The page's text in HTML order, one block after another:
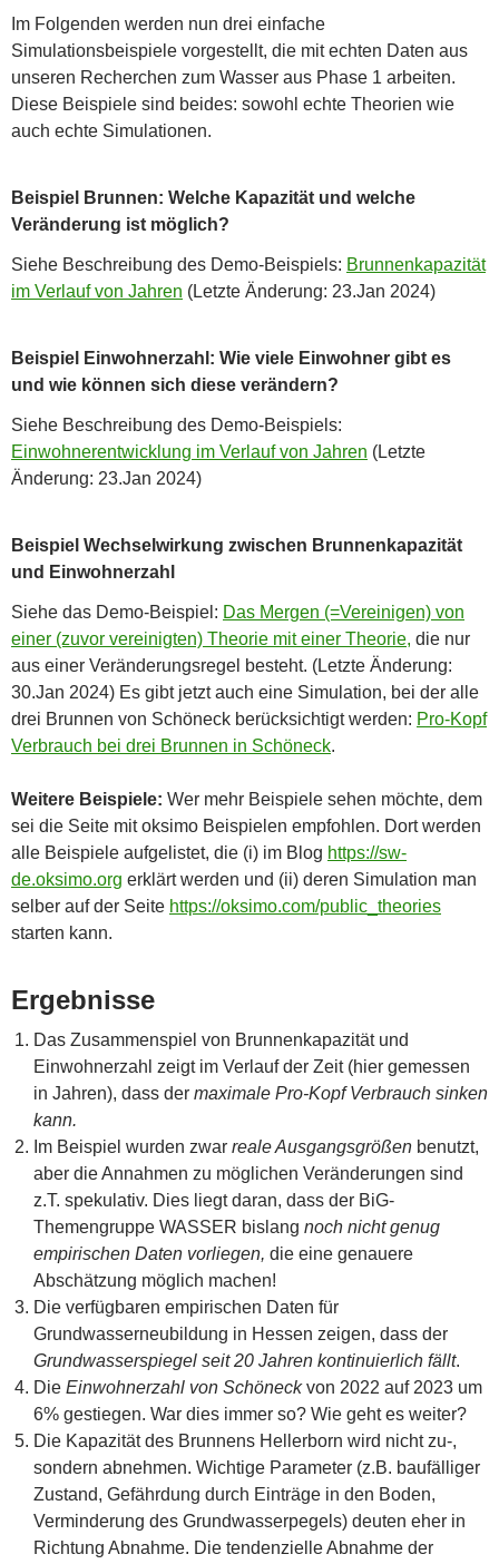
Im Folgenden werden nun drei einfache
Simulationsbeispiele vorgestellt, die mit echten Daten aus
unseren Recherchen zum Wasser aus Phase 1 arbeiten.
Diese Beispiele sind beides: sowohl echte Theorien wie
auch echte Simulationen.
Beispiel Brunnen: Welche Kapazität und welche
Veränderung ist möglich?
Siehe Beschreibung des Demo-Beispiels: Brunnenkapazität
im Verlauf von Jahren (Letzte Änderung: 23.Jan 2024)
Beispiel Einwohnerzahl: Wie viele Einwohner gibt es
und wie können sich diese verändern?
Siehe Beschreibung des Demo-Beispiels:
Einwohnerentwicklung im Verlauf von Jahren (Letzte
Änderung: 23.Jan 2024)
Beispiel Wechselwirkung zwischen Brunnenkapazität
und Einwohnerzahl
Siehe das Demo-Beispiel: Das Mergen (=Vereinigen) von
einer (zuvor vereinigten) Theorie mit einer Theorie, die nur
aus einer Veränderungsregel besteht. (Letzte Änderung:
30.Jan 2024) Es gibt jetzt auch eine Simulation, bei der alle
drei Brunnen von Schöneck berücksichtigt werden: Pro-Kopf
Verbrauch bei drei Brunnen in Schöneck.
Weitere Beispiele: Wer mehr Beispiele sehen möchte, dem
sei die Seite mit oksimo Beispielen empfohlen. Dort werden
alle Beispiele aufgelistet, die (i) im Blog https://sw-
de.oksimo.org erklärt werden und (ii) deren Simulation man
selber auf der Seite https://oksimo.com/public_theories
starten kann.
Ergebnisse
Das Zusammenspiel von Brunnenkapazität und
Einwohnerzahl zeigt im Verlauf der Zeit (hier gemessen
in Jahren), dass der maximale Pro-Kopf Verbrauch sinken
kann.
Im Beispiel wurden zwar reale Ausgangsgrößen benutzt,
aber die Annahmen zu möglichen Veränderungen sind
z.T. spekulativ. Dies liegt daran, dass der BiG-
Themengruppe WASSER bislang noch nicht genug
empirischen Daten vorliegen, die eine genauere
Abschätzung möglich machen!
Die verfügbaren empirischen Daten für
Grundwasserneubildung in Hessen zeigen, dass der
Grundwasserspiegel seit 20 Jahren kontinuierlich fällt.
Die Einwohnerzahl von Schöneckvon 2022 auf 2023 um
6% gestiegen. War dies immer so? Wie geht es weiter?
Die Kapazität des Brunnens Hellerborn wird nicht zu-,
sondern abnehmen. Wichtige Parameter (z.B. baufälliger
Zustand, Gefährdung durch Einträge in den Boden,
Verminderung des Grundwasserpegels) deuten eher in
Richtung Abnahme. Die tendenzielle Abnahme der